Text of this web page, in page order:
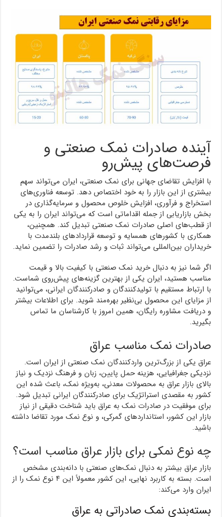
آینده صادرات نمک صنعتی و
فرصت‌های پیش‌رو
با افزایش تقاضای جهانی برای نمک صنعتی، ایران می‌تواند سهم
بیشتری از این بازار را به خود اختصاص دهد. توسعه فناوری‌های
استخراج و فرآوری، افزایش خلوص محصول و سرمایه‌گذاری در
بخش بازاریابی از جمله اقداماتی است که می‌تواند ایران را به یکی
از قطب‌های اصلی صادرات نمک صنعتی تبدیل کند. همچنین،
همکاری با کشورهای همسایه و توسعه قراردادهای بلندمدت با
خریداران بین‌المللی می‌تواند ثبات و رشد صادرات را تضمین نماید.
اگر شما نیز به دنبال خرید نمک صنعتی با کیفیت بالا و قیمت
مناسب هستید، ایران یکی از بهترین گزینه‌های پیش‌روی شماست.
با ارتباط مستقیم با تولیدکنندگان و صادرکنندگان ایرانی، می‌توانید
از مزایای این محصول بی‌نظیر بهره‌مند شوید. برای اطلاعات بیشتر
و دریافت مشاوره رایگان، همین امروز با کارشناسان ما تماس
بگیرید.
صادرات نمک مناسب عراق
عراق یکی از بزرگ‌ترین واردکنندگان نمک صنعتی از ایران است.
نزدیکی جغرافیایی، هزینه حمل پایین، زبان و فرهنگ نزدیک و نیاز
بالای بازار عراق به محصولات معدنی، به‌ویژه نمک، باعث شده این
کشور به مقصدی استراتژیک برای صادرکنندگان ایرانی تبدیل شود.
برای موفقیت در صادرات نمک به عراق باید شناخت دقیقی از نیاز
بازار این کشور، استانداردهای گمرکی، و نوع نمک مورد تقاضا داشته
باشید.
چه نوع نمکی برای بازار عراق مناسب است؟
بازار عراق بیشتر به دنبال نمک‌های صنعتی با دانه‌بندی مشخص
است. بسته به کاربرد نهایی، این کشور معمولاً این ۴ نوع نمک را از
ایران وارد می‌کند:
بسته‌بندی نمک صادراتی به عراق